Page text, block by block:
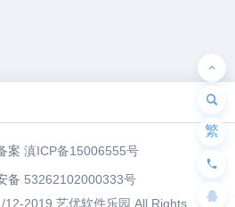
案 滇ICP备15006555号
备 53262102000333号
12-2019 艺优软件乐园 All Rights
繁